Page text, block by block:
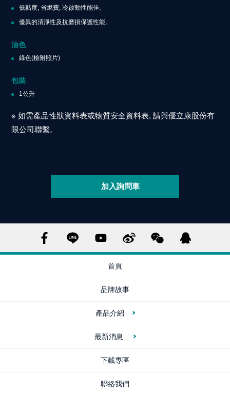
低黏度, 省燃費, 冷啟動性能佳。
優異的清淨性及抗磨損保護性能。
油色
綠色(檢附照片)
包裝
1公升
※如需產品性狀資料表或物質安全資料表,請與優立康股份有
限公司聯繫。
加入詢問車
首頁
品牌故事
產品介紹
最新消息
下載專區
聯絡我們